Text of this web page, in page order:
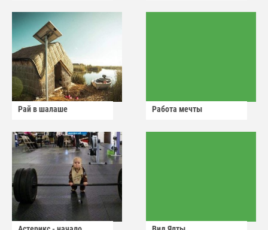
Рай в шалаше Работа мечты